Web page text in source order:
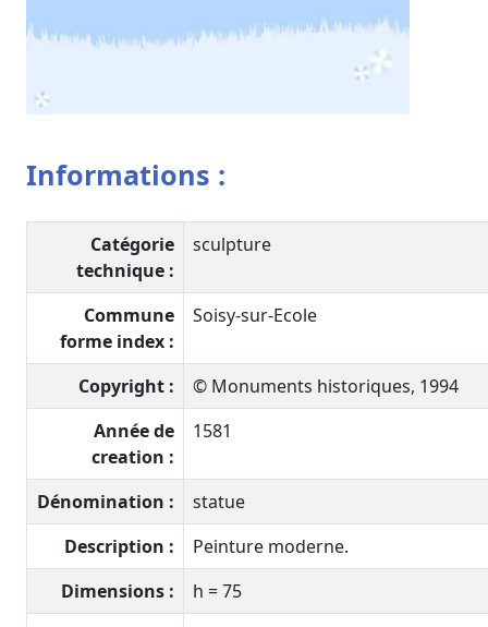
Informations :
Catégorie
technique :
sculpture
Commune
forme index :
Soisy-sur-Ecole
Copyright :
© Monuments historiques, 1994
Année de
creation :
1581
Dénomination :
statue
Description :
Peinture moderne.
Dimensions :
h = 75